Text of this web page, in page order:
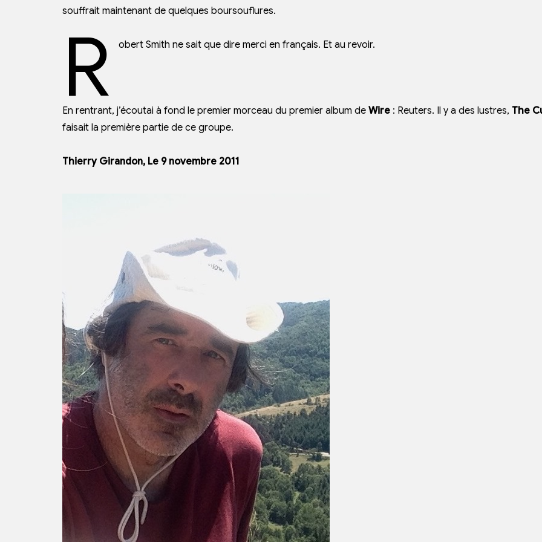
souffrait maintenant de quelques boursouflures.
R obert Smith ne sait que dire merci en français. Et au revoir.
En rentrant, j’écoutai à fond le premier morceau du premier album de Wire : Reuters. Il y a des lustres, The
faisait la première partie de ce groupe.
Thierry Girandon, Le 9 novembre 2011